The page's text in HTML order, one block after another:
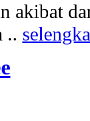
akibat
..